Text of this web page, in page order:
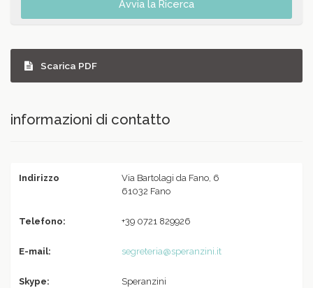
Avvia la Ricerca
Scarica PDF
informazioni di contatto
Indirizzo
Via Bartolagi da Fano, 6
61032 Fano
Telefono: +39 0721 829926
E-mail: segreteria@speranzini.it
Skype: Speranzini